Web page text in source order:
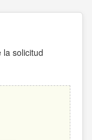
la solicitud